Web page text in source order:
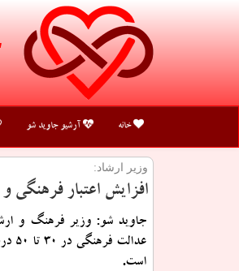
خانه آرشیو جاوید شو
وزیر ارشاد:
افزایش اعتبار فرهنگی
جاوید شو: وزیر فرهنگ و
است.